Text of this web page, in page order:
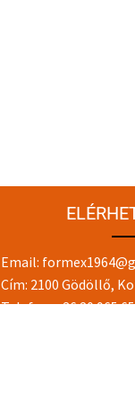
Email:
Cím: 2100 Gödöllő,
Telefon:+36 20 965